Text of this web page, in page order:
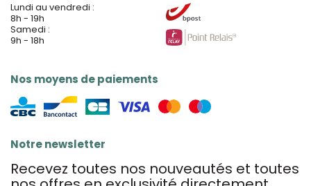
Lundi au vendredi :
8h - 19h
Samedi :
9h - 18h
Nos moyens de paiements
Notre newsletter
Recevez toutes nos nouveautés et toutes